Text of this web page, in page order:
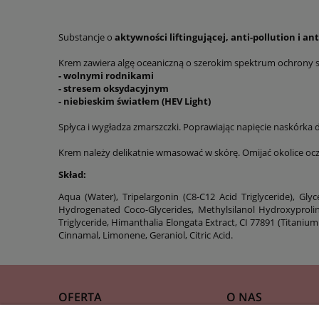
Substancje o aktywności liftingującej, anti-pollution i
Krem zawiera algę oceaniczną o szerokim spektrum ochrony
- wolnymi rodnikami
- stresem oksydacyjnym
- niebieskim światłem (HEV Light)
Spłyca i wygładza zmarszczki. Poprawiając napięcie
Krem należy delikatnie wmasować w skórę. Omijać okolice
Skład:
Aqua (Water), Tripelargonin (C8-C12 Acid Triglyceride),
Hydrogenated Coco-Glycerides, Methylsilanol
Triglyceride, Himanthalia Elongata Extract, CI 77891
Cinnamal, Limonene, Geraniol, Citric Acid.
OFERTA O NAS